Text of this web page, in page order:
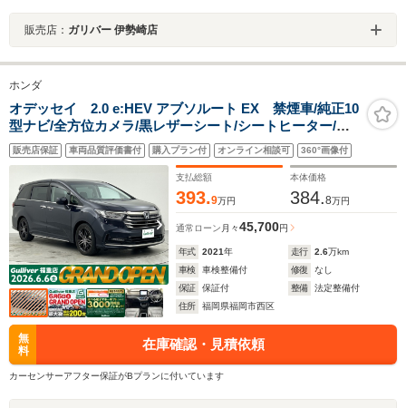
販売店： ガリバー 伊勢崎店
ホンダ
オデッセイ 2.0 e:HEV アブソルート EX 禁煙車/純正10
型ナビ/全方位カメラ/黒レザーシート/シートヒーター/パ
ワーシート/ブラインドスポットモニター/電動リアゲート/
両側電動スライドドア/コーナーセンサ―/衝突軽減ブレー
キ/レーンキープアシスト
販売店保証 車両品質評価書付 購入プラン付 オンライン相談可 360°画像付
支払総額
393.9万円
本体価格
384.8万円
通常ローン 月々45,700円
年式 2021年 走行 2.6万km
車検
車検整備付 修復
なし
保証
保証付 整備
法定整備付
住所
福岡県福岡市西区
無
料
在庫確認・見積依頼
カーセンサーアフター保証がBプランに付いています